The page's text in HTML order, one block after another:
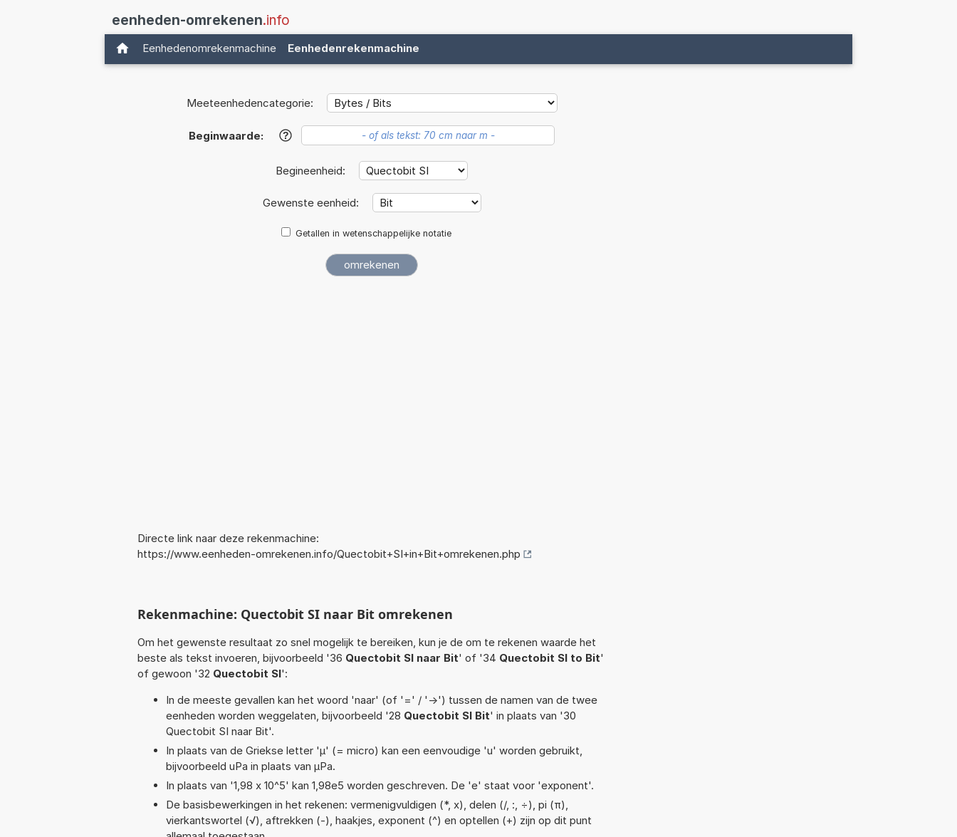
eenheden-omrekenen.info
Eenhedenomrekenmachine Eenhedenrekenmachine
Meeteenhedencategorie:
Beginwaarde: ?
Begineenheid:
Gewenste eenheid:
Getallen in wetenschappelijke notatie
Directe link naar deze rekenmachine:
https://www.eenheden-omrekenen.info/Quectobit+SI+in+Bit+omrekenen.php
Rekenmachine: Quectobit SI naar Bit omrekenen
Om het gewenste resultaat zo snel mogelijk te bereiken, kun je de om te rekenen waarde het
beste als tekst invoeren, bijvoorbeeld '36 Quectobit SI naar Bit' of '34 Quectobit SI to Bit'
of gewoon '32 Quectobit SI':
In de meeste gevallen kan het woord 'naar' (of '=' / '->') tussen de namen van de twee
eenheden worden weggelaten, bijvoorbeeld '28 Quectobit SI Bit' in plaats van '30
Quectobit SI naar Bit'.
In plaats van de Griekse letter 'µ' (= micro) kan een eenvoudige 'u' worden gebruikt,
bijvoorbeeld uPa in plaats van µPa.
In plaats van '1,98 x 10^5' kan 1,98e5 worden geschreven. De 'e' staat voor 'exponent'.
De basisbewerkingen in het rekenen: vermenigvuldigen (*, x), delen (/, :, ÷), pi (π),
vierkantswortel (√), aftrekken (-), haakjes, exponent (^) en optellen (+) zijn op dit punt